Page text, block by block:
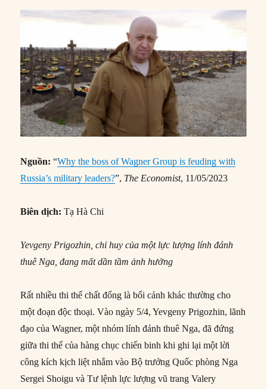
Nguồn: “Why the boss of Wagner Group is feuding with
Russia’s military leaders?”, The Economist, 11/05/2023
Biên dịch: Tạ Hà Chi
Yevgeny Prigozhin, chỉ huy của một lực lượng lính đánh
thuê Nga, đang mất dần tầm ảnh hưởng
Rất nhiều thi thể chất đống là bối cảnh khác thường cho
một đoạn độc thoại. Vào ngày 5/4, Yevgeny Prigozhin, lãnh
đạo của Wagner, một nhóm lính đánh thuê Nga, đã đứng
giữa thi thể của hàng chục chiến binh khi ghi lại một lời
công kích kịch liệt nhắm vào Bộ trưởng Quốc phòng Nga
Sergei Shoigu và Tư lệnh lực lượng vũ trang Valery